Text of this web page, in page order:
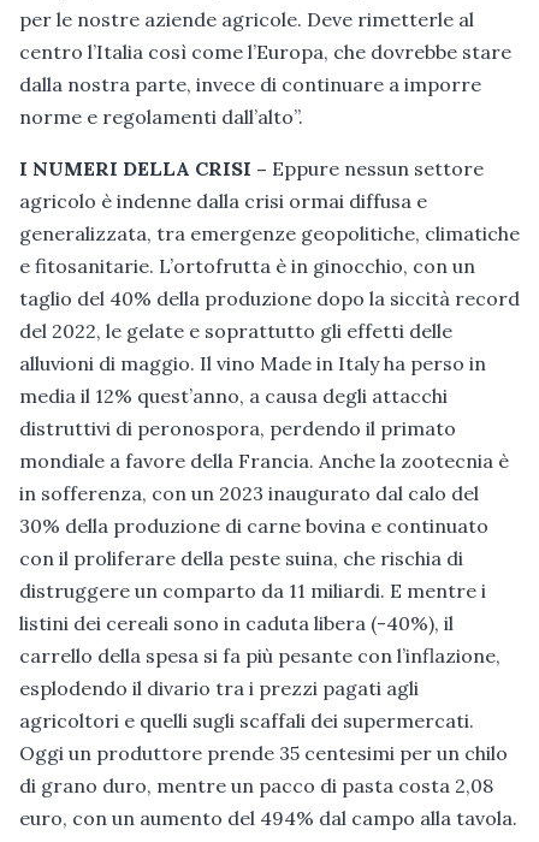
per le nostre aziende agricole. Deve rimetterle al
centro l’Italia così come l’Europa, che dovrebbe stare
dalla nostra parte, invece di continuare a imporre
norme e regolamenti dall’alto”.
I NUMERI DELLA CRISI – Eppure nessun settore
agricolo è indenne dalla crisi ormai diffusa e
generalizzata, tra emergenze geopolitiche, climatiche
e fitosanitarie. L’ortofrutta è in ginocchio, con un
taglio del 40% della produzione dopo la siccità record
del 2022, le gelate e soprattutto gli effetti delle
alluvioni di maggio. Il vino Made in Italy ha perso in
media il 12% quest’anno, a causa degli attacchi
distruttivi di peronospora, perdendo il primato
mondiale a favore della Francia. Anche la zootecnia è
in sofferenza, con un 2023 inaugurato dal calo del
30% della produzione di carne bovina e continuato
con il proliferare della peste suina, che rischia di
distruggere un comparto da 11 miliardi. E mentre i
listini dei cereali sono in caduta libera (-40%), il
carrello della spesa si fa più pesante con l’inflazione,
esplodendo il divario tra i prezzi pagati agli
agricoltori e quelli sugli scaffali dei supermercati.
Oggi un produttore prende 35 centesimi per un chilo
di grano duro, mentre un pacco di pasta costa 2,08
euro, con un aumento del 494% dal campo alla tavola.